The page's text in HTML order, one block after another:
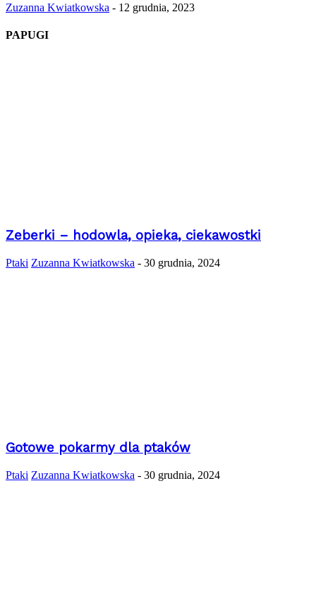
Zuzanna Kwiatkowska - 12 grudnia, 2023
PAPUGI
Zeberki – hodowla, opieka, ciekawostki
Ptaki Zuzanna Kwiatkowska - 30 grudnia, 2024
Gotowe pokarmy dla ptaków
Ptaki Zuzanna Kwiatkowska - 30 grudnia, 2024